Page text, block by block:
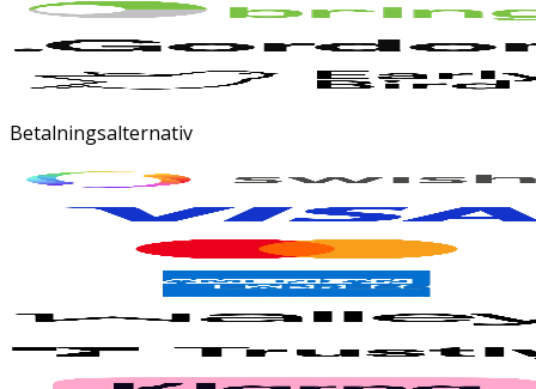
Betalningsalternativ